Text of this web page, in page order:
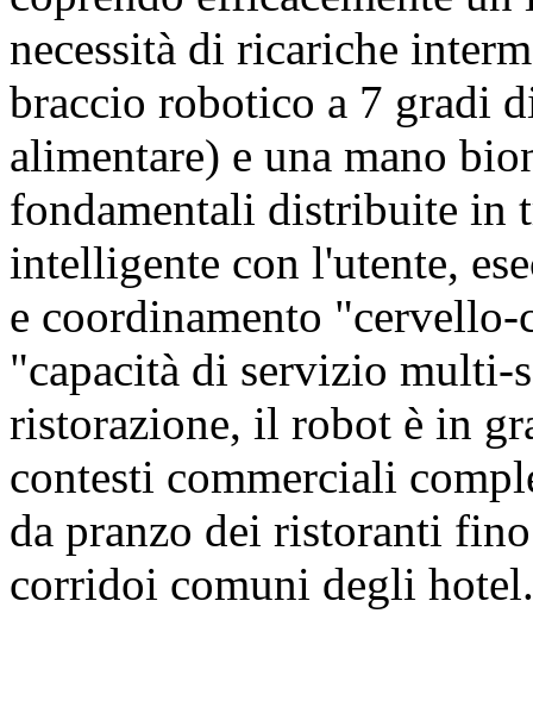
necessità di ricariche
braccio robotico a 7 gradi
alimentare) e una mano
fondamentali distribuite in
intelligente con l'utente,
e coordinamento
"capacità di servizio multi-
ristorazione, il robot è in
contesti commerciali
da pranzo dei ristoranti
corridoi comuni degli hotel.